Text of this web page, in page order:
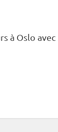
à Oslo avec